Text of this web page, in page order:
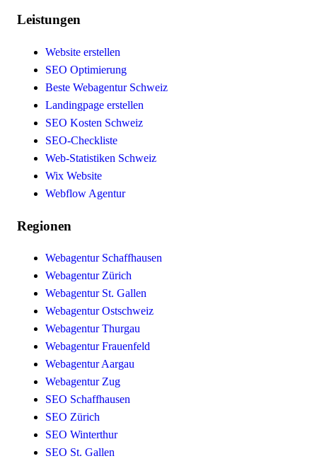
Leistungen
Website erstellen
SEO Optimierung
Beste Webagentur Schweiz
Landingpage erstellen
SEO Kosten Schweiz
SEO-Checkliste
Web-Statistiken Schweiz
Wix Website
Webflow Agentur
Regionen
Webagentur Schaffhausen
Webagentur Zürich
Webagentur St. Gallen
Webagentur Ostschweiz
Webagentur Thurgau
Webagentur Frauenfeld
Webagentur Aargau
Webagentur Zug
SEO Schaffhausen
SEO Zürich
SEO Winterthur
SEO St. Gallen